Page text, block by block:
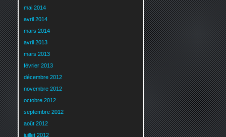
mai 2014
avril 2014
mars 2014
avril 2013
mars 2013
février 2013
décembre 2012
novembre 2012
octobre 2012
septembre 2012
août 2012
juillet 2012